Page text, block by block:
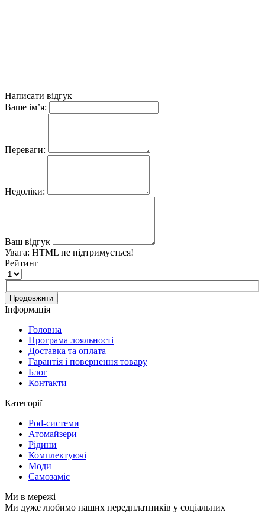
Написати відгук
Ваше ім’я:
Переваги:
Недоліки:
Ваш відгук
Увага: HTML не підтримується!
Рейтинг
Продовжити
Інформація
Головна
Програма лояльності
Доставка та оплата
Гарантія і повернення товару
Блог
Контакти
Категорії
Pod-системи
Атомайзери
Рідини
Комплектуючі
Моди
Самозаміс
Ми в мережі
Ми дуже любимо наших передплатників у соціальних